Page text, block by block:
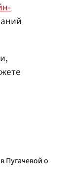
Пугачевой о